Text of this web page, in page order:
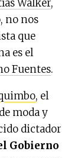
Walker,
no nos
que
es el
Fuentes.
, el
moda y
dictador
Gobierno